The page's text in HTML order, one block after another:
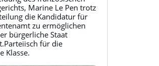
Marine Le Pen trotz
die Kandidatur für
zu ermöglichen
bürgerliche Staat
für die
Klasse.